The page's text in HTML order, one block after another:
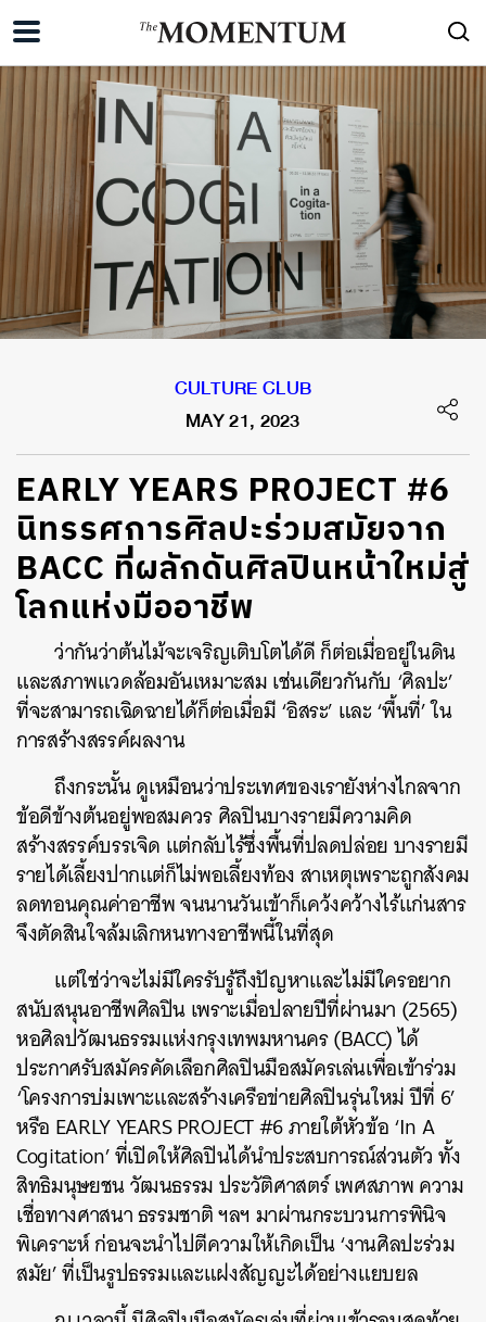
CULTURE CLUB
MAY 21, 2023
EARLY YEARS PROJECT #6
นิทรรศการศิลปะร่วมสมัยจาก
BACC ที่ผลักดันศิลปินหน้าใหม่สู่
โลกแห่งมืออาชีพ
ว่ากันว่าต้นไม้จะเจริญเติบโตได้ดี ก็ต่อเมื่ออยู่ในดิน
และสภาพแวดล้อมอันเหมาะสม เช่นเดียวกันกับ ‘ศิลปะ’
ที่จะสามารถเฉิดฉายได้ก็ต่อเมื่อมี ‘อิสระ’ และ ‘พื้นที่’ ใน
การสร้างสรรค์ผลงาน
ถึงกระนั้น ดูเหมือนว่าประเทศของเรายังห่างไกลจาก
ข้อดีข้างต้นอยู่พอสมควร ศิลปินบางรายมีความคิด
สร้างสรรค์บรรเจิด แต่กลับไร้ซึ่งพื้นที่ปลดปล่อย บางรายมี
รายได้เลี้ยงปากแต่ก็ไม่พอเลี้ยงท้อง สาเหตุเพราะถูกสังคม
ลดทอนคุณค่าอาชีพ จนนานวันเข้าก็เคว้งคว้างไร้แก่นสาร
จึงตัดสินใจล้มเลิกหนทางอาชีพนี้ในที่สุด
แต่ใช่ว่าจะไม่มีใครรับรู้ถึงปัญหาและไม่มีใครอยาก
สนับสนุนอาชีพศิลปิน เพราะเมื่อปลายปีที่ผ่านมา (2565)
หอศิลปวัฒนธรรมแห่งกรุงเทพมหานคร (BACC) ได้
ประกาศรับสมัครคัดเลือกศิลปินมือสมัครเล่นเพื่อเข้าร่วม
‘โครงการบ่มเพาะและสร้างเครือข่ายศิลปินรุ่นใหม่ ปีที่ 6’
หรือ EARLY YEARS PROJECT #6 ภายใต้หัวข้อ ‘In A
Cogitation’ ที่เปิดให้ศิลปินได้นำประสบการณ์ส่วนตัว ทั้ง
สิทธิมนุษยชน วัฒนธรรม ประวัติศาสตร์ เพศสภาพ ความ
เชื่อทางศาสนา ธรรมชาติ ฯลฯ มาผ่านกระบวนการพินิจ
พิเคราะห์ ก่อนจะนำไปตีความให้เกิดเป็น ‘งานศิลปะร่วม
สมัย’ ที่เป็นรูปธรรมและแฝงสัญญะได้อย่างแยบยล